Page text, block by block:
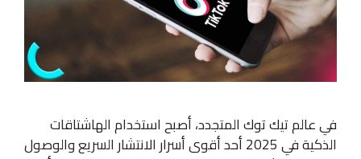
في عالم تيك توك المتجدد، أصبح استخدام الهاشتاقات
الذكية في 2025 أحد أقوى أسرار الانتشار السريع والوصول